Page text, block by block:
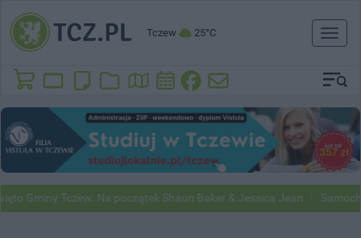
Tczew 25°C
Toggle
Gminy Tczew. Na początek Shaun Baker & Jessica Jean